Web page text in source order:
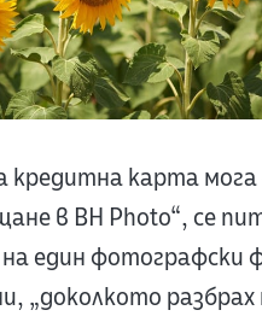
кредитна карта
в BH Photo“, се
един фотографски
„доколкото